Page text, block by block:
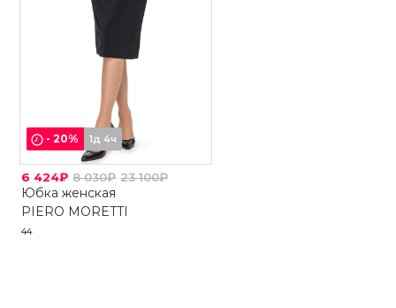
-20% 1д 4ч
6 424₽ 8 030₽ 23 100₽
Юбка женская
PIERO MORETTI
44